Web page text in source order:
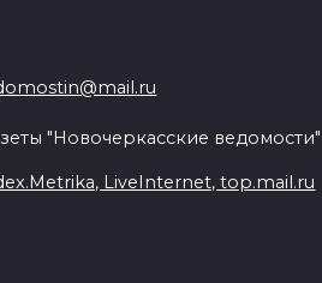
"Новочеркасские ведомости"
LiveInternet, top.mail.ru